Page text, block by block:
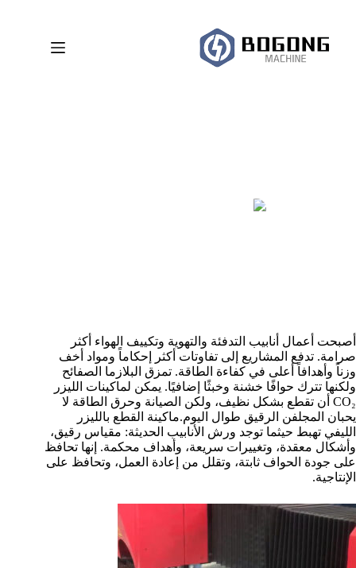
المحتوى
أصبحت أعمال أنابيب التدفئة والتهوية وتكييف الهواء أكثر
صرامة. تدفع المشاريع إلى تفاوتات أكثر إحكاماً ومواد أخف
وزناً وأهدافاً أعلى في كفاءة الطاقة. تمزق البلازما الصفائح
ولكنها تترك حوافًا خشنة وخبثًا إضافيًا. يمكن لماكينات الليزر
CO₂ أن تقطع بشكل نظيف، ولكن الصيانة وحرق الطاقة لا
يحبان المجلفن الرقيق طوال اليوم.ماكينة القطع بالليزر
الليفي تهبط حيثما توجد ورش الأنابيب الحديثة: مقياس رقيق،
وأشكال معقدة، وتغييرات سريعة، وأهداف محكمة. إنها تحافظ
على جودة الحواف ثابتة، وتقلل من إعادة العمل، وتحافظ على
الإنتاجية.